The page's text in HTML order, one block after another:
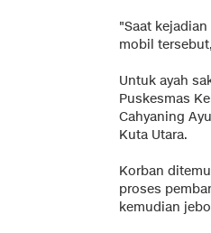
"Saat
mobil
Untuk ayah
Puskesmas
Cahyaning
Kuta Utara.
Korban
proses
kemudian